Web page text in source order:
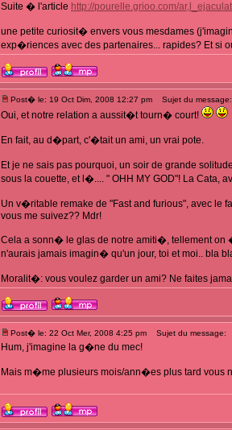
Suite � l'article http://pourelle.grioo.com/
une petite curiosit� envers vous mesdames
exp�riences avec des partenaires... rapides? Et
Post� le: 19 Oct Dim, 2008 12:27 pm Sujet du message:
Oui, et notre relation a aussit�t tourn� court!
En fait, au d�part, c'�tait un ami, un vrai pote.
Et je ne sais pas pourquoi, un soir de grande
sous la couette, et l�.... " OHH MY GOD"! La Cata,
Un v�ritable remake de "Fast and furious", avec le
vous me suivez?? Mdr!
Cela a sonn� le glas de notre amiti�, tellement
n'aurais jamais imagin� qu'un jour, toi et moi.. bla
Moralit�: vous voulez garder un ami? Ne faites
Post� le: 22 Oct Mer, 2008 4:25 pm Sujet du message:
Hum, j'imagine la g�ne du mec!
Mais m�me plusieurs mois/ann�es plus tard